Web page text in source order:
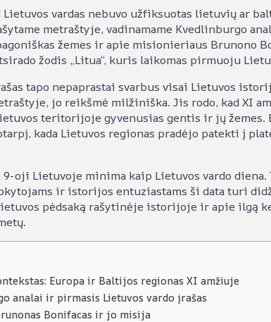
Lietuvos vardas nebuvo užfiksuotas lietuvių ar
metraštyje, vadinamame Kvedlinburgo
žemes ir apie misionieriaus Brunono
žodis „Litua“, kuris laikomas pirmuoju
tapo nepaprastai svarbus visai Lietuvos
jo reikšmė milžiniška. Jis rodo, kad XI
teritorijoje gyvenusias gentis ir jų žemes.
kada Lietuvos regionas pradėjo patekti į
9-oji Lietuvoje minima kaip Lietuvos vardo
ir istorijos entuziastams ši data turi
pėdsaką rašytinėje istorijoje ir apie ilgą
Europa ir Baltijos regionas XI amžiuje
analai ir pirmasis Lietuvos vardo įrašas
Bonifacas ir jo misija